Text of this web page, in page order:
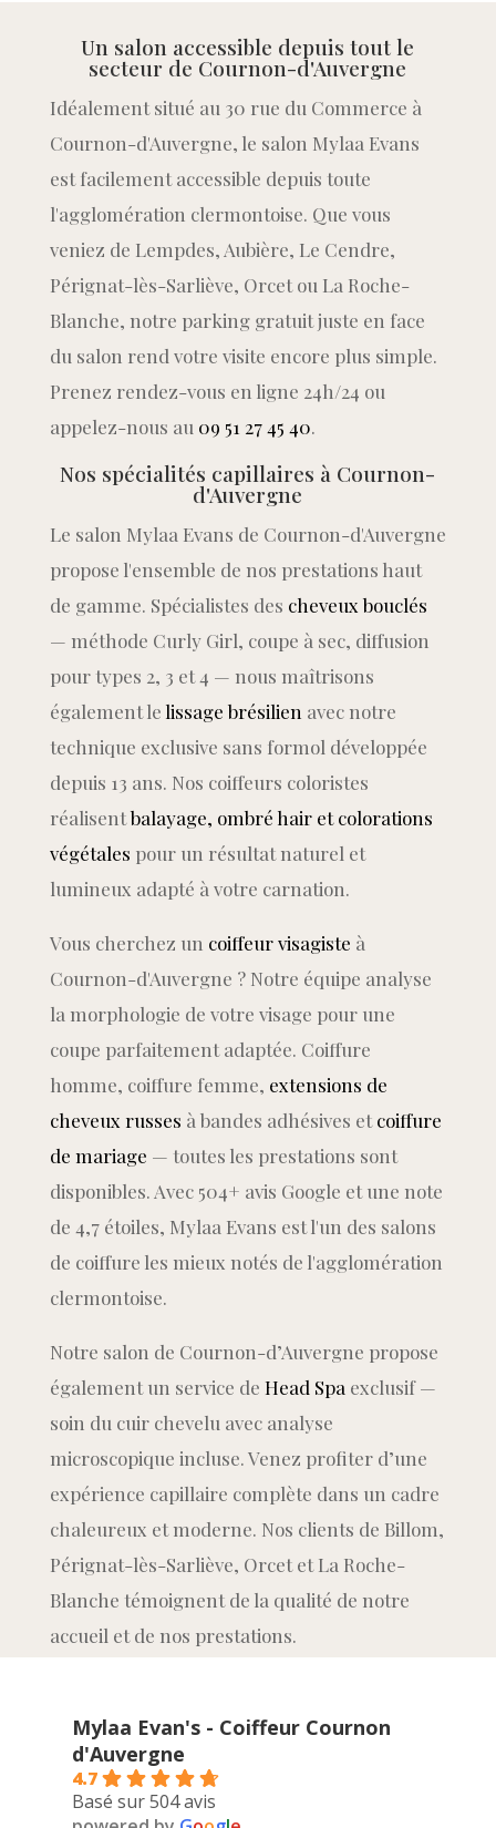
Un salon accessible depuis tout le
secteur de Cournon-d'Auvergne
Idéalement situé au 30 rue du Commerce à
Cournon-d'Auvergne, le salon Mylaa Evans
est facilement accessible depuis toute
l'agglomération clermontoise. Que vous
veniez de Lempdes, Aubière, Le Cendre,
Pérignat-lès-Sarliève, Orcet ou La Roche-
Blanche, notre parking gratuit juste en face
du salon rend votre visite encore plus simple.
Prenez rendez-vous en ligne 24h/24 ou
appelez-nous au 09 51 27 45 40.
Nos spécialités capillaires à Cournon-
d'Auvergne
Le salon Mylaa Evans de Cournon-d'Auvergne
propose l'ensemble de nos prestations haut
de gamme. Spécialistes des cheveux bouclés
— méthode Curly Girl, coupe à sec, diffusion
pour types 2, 3 et 4 — nous maîtrisons
également lelissage brésilien avec notre
technique exclusive sans formol développée
depuis 13 ans. Nos coiffeurs coloristes
réalisentbalayage, ombré hair et colorations
végétales pour un résultat naturel et
lumineux adapté à votre carnation.
Vous cherchez un coiffeur visagiste à
Cournon-d'Auvergne ? Notre équipe analyse
la morphologie de votre visage pour une
coupe parfaitement adaptée. Coiffure
homme, coiffure femme, extensions de
cheveux russes à bandes adhésives etcoiffure
de mariage — toutes les prestations sont
disponibles. Avec 504+ avis Google et une note
de 4,7 étoiles, Mylaa Evans est l'un des salons
de coiffure les mieux notés de l'agglomération
clermontoise.
Notre salon de Cournon-d’Auvergne propose
également un service de Head Spa exclusif —
soin du cuir chevelu avec analyse
microscopique incluse. Venez profiter d’une
expérience capillaire complète dans un cadre
chaleureux et moderne. Nos clients de Billom,
Pérignat-lès-Sarliève, Orcet et La Roche-
Blanche témoignent de la qualité de notre
accueil et de nos prestations.
Mylaa Evan's - Coiffeur Cournon
d'Auvergne
4.7
Basé sur 504 avis